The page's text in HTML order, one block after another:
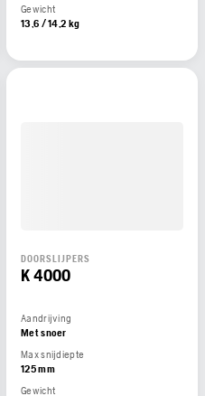
Gewicht
13,6 / 14,2 kg
DOORSLIJPERS
K 4000
Aandrijving
Met snoer
Max snijdiepte
125 mm
Gewicht